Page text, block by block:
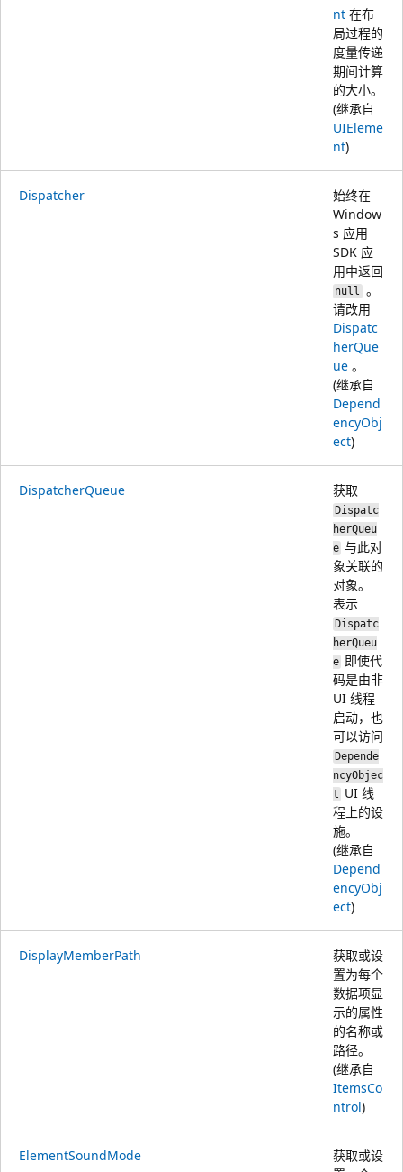
nt 在布
局过程的
度量传递
期间计算
的大小。
(继承自
UIEleme
nt)
Dispatcher
始终在
Window
s 应用
SDK 应
用中返回
null 。
请改用
Dispatc
herQue
ue 。
(继承自
Depend
encyObj
ect)
DispatcherQueue 获取
Dispatc
herQueu
e 与此对
象关联的
对象。
表示
Dispatc
herQueu
e 即使代
码是由非
UI 线程
启动，也
可以访问
Depende
ncyObjec
t UI 线
程上的设
施。
(继承自
Depend
encyObj
ect)
DisplayMemberPath
获取或设
置为每个
数据项显
示的属性
的名称或
路径。
(继承自
ItemsCo
ntrol)
ElementSoundMode
获取或设